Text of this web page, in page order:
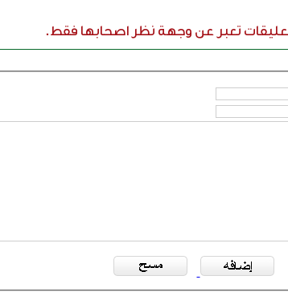
تعبر عن وجهة نظر اصحابها فقط.